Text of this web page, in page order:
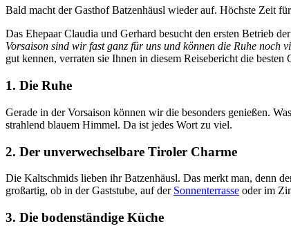
Bald macht der Gasthof Batzenhäusl wieder auf. Höchste Zeit
Das Ehepaar Claudia und Gerhard besucht den ersten Betrieb
Vorsaison sind wir fast ganz für uns und können die Ruhe noch
gut kennen, verraten sie Ihnen in diesem Reisebericht die
1. Die Ruhe
Gerade in der Vorsaison können wir die besonders genießen.
strahlend blauem Himmel. Da ist jedes Wort zu viel.
2. Der unverwechselbare Tiroler Charme
Die Kaltschmids lieben ihr Batzenhäusl. Das merkt man, denn
großartig, ob in der Gaststube, auf der Sonnenterrasse oder im
3. Die bodenständige Küche